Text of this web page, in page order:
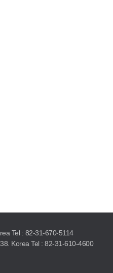
Tel : 82-31-670-5114
KoreaTel : 82-31-610-4600